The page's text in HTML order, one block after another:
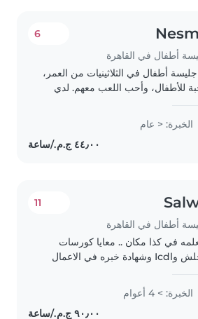
أطفال في القاهرة
6
جليسة أطفال في الثلاثينيات من العمر،
للأطفال، وأحب اللعب معهم. لدي
إلى المراهقة، وخاصة الأطفال
يعانون من فرط الحركة ونقص
الخبرة: < عام
أطفال في القاهرة
11
في كذا مكان .. معايا كورسات
انجلش وIcdl وشهادة خبره في الاعمال
لدي خبرة في التعامل مع ذوي
الخبرة: > 4 أعوام